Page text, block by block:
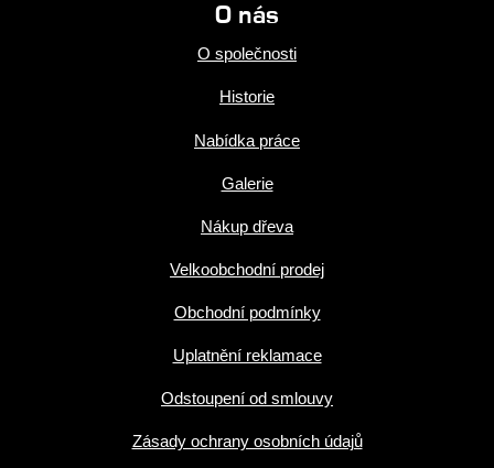
O nás
O společnosti
Historie
Nabídka práce
Galerie
Nákup dřeva
Velkoobchodní prodej
Obchodní podmínky
Uplatnění reklamace
Odstoupení od smlouvy
Zásady ochrany osobních údajů